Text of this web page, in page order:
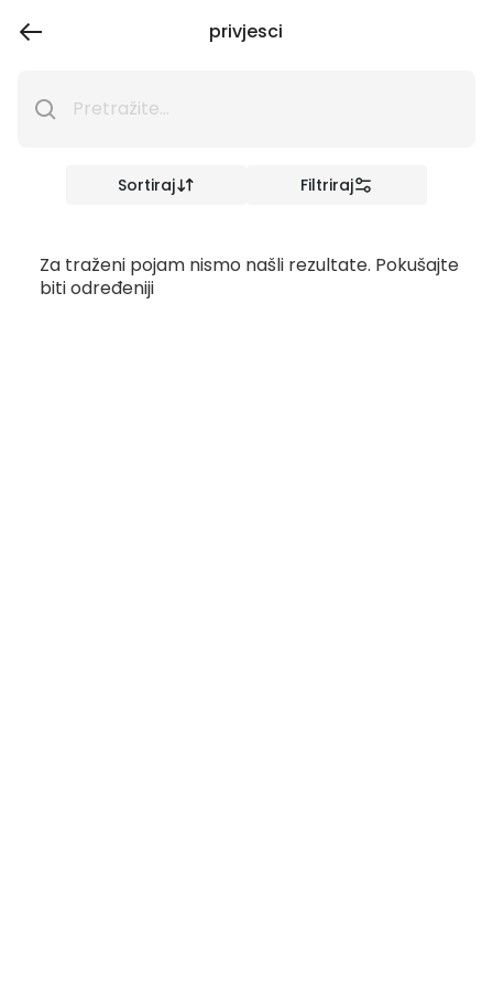
privjesci
Sortiraj Filtriraj
Za traženi pojam nismo našli rezultate. Pokušajte
biti određeniji